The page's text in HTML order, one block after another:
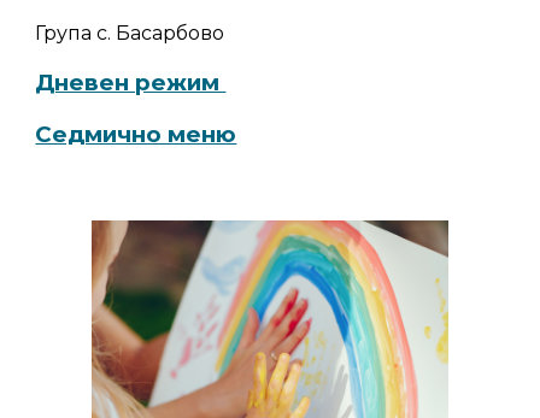
Група с. Басарбово
Дневен режим
Седмично меню